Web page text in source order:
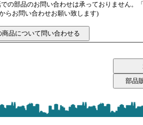
の部品のお問い合わせは承っておりません。
らお問い合わせお願い致します)